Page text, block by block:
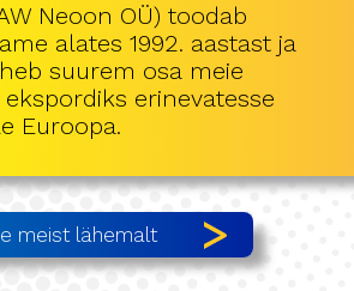
Neoon OÜ) toodab
alates 1992. aastast ja
suurem osa meie
erinevatesse
Euroopa.
meist lähemalt